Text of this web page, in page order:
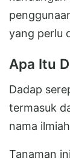
yang perlu
Apa Itu
Dadap
termasuk
nama
Tanaman